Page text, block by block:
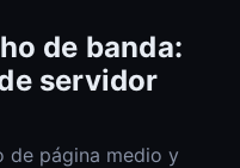
de banda:
servidor
de página medio y